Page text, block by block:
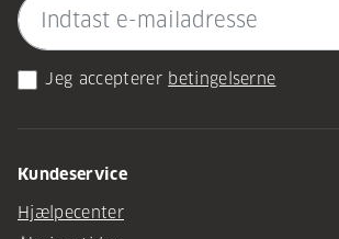
Jeg accepterer betingelserne
Kundeservice
Hjælpecenter